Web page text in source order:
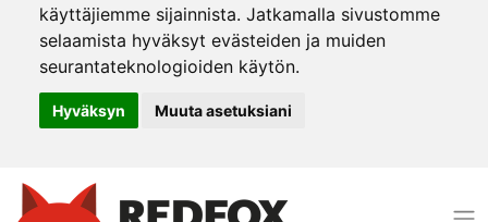
käyttäjiemme sijainnista. Jatkamalla sivustomme
selaamista hyväksyt evästeiden ja muiden
seurantateknologioiden käytön.
Hyväksyn Muuta asetuksiani